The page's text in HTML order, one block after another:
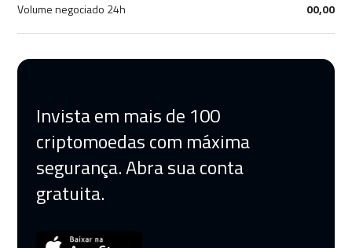
Volume negociado 24h 00,00
Invista em mais de 100
criptomoedas com máxima
segurança. Abra sua conta
gratuita.